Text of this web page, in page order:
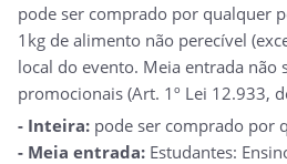
pode ser comprado por qualquer
1kg de alimento não perecível
local do evento. Meia entrada não
promocionais (Art. 1º Lei 12.933,
- Inteira: pode ser comprado por
- Meia entrada: Estudantes: